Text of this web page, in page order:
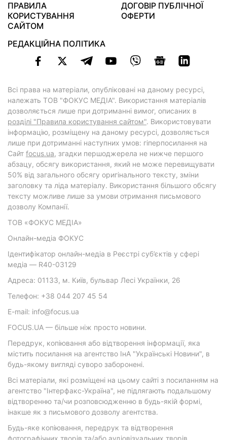
ПРАВИЛА
КОРИСТУВАННЯ
САЙТОМ
ДОГОВІР ПУБЛІЧНОЇ
ОФЕРТИ
РЕДАКЦІЙНА ПОЛІТИКА
Всі права на матеріали, опубліковані на даному ресурсі,
належать ТОВ "ФОКУС МЕДІА". Використання матеріалів
дозволяється лише при дотриманні вимог, описаних в
розділі "Правила користування сайтом". Використовувати
інформацію, розміщену на даному ресурсі, дозволяється
лише при дотриманні наступних умов: гіперпосилання на
Cайт focus.ua, згадки першоджерела не нижче першого
абзацу, обсягу використання, який не може перевищувати
50% від загального обсягу оригінального тексту, зміни
заголовку та ліда матеріалу. Використання більшого обсягу
тексту можливе лише за умови отримання письмового
дозволу Компанії.
ТОВ «ФОКУС МЕДІА»
Онлайн-медіа ФОКУС
Ідентифікатор онлайн-медіа в Реєстрі суб’єктів у сфері
медіа — R40-03129
Адреса: 01133, м. Київ, бульвар Лесі Українки, 26
Телефон: +38 044 207 45 54
E-mail: info@focus.ua
FOCUS.UA — більше ніж просто новини.
Передрук, копіювання або відтворення інформації, яка
містить посилання на агентство ІнА "Українські Новини", в
будь-якому вигляді суворо заборонені.
Всі матеріали, які розміщені на цьому сайті з посиланням на
агентство "Інтерфакс-Україна", не підлягають подальшому
відтворенню та/чи розповсюдженню в будь-якій формі,
інакше як з письмового дозволу агентства.
Будь-яке копіювання, передрук та відтворення
фотографічних творів та/або аудіовізуальних творів